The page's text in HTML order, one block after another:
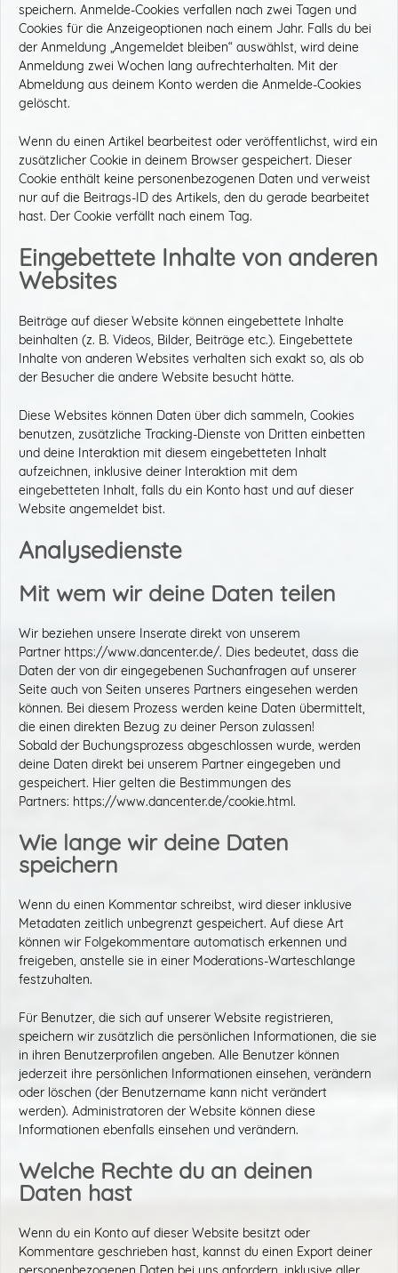
speichern. Anmelde-Cookies verfallen nach zwei Tagen und
Cookies für die Anzeigeoptionen nach einem Jahr. Falls du bei
der Anmeldung „Angemeldet bleiben“ auswählst, wird deine
Anmeldung zwei Wochen lang aufrechterhalten. Mit der
Abmeldung aus deinem Konto werden die Anmelde-Cookies
gelöscht.
Wenn du einen Artikel bearbeitest oder veröffentlichst, wird ein
zusätzlicher Cookie in deinem Browser gespeichert. Dieser
Cookie enthält keine personenbezogenen Daten und verweist
nur auf die Beitrags-ID des Artikels, den du gerade bearbeitet
hast. Der Cookie verfällt nach einem Tag.
Eingebettete Inhalte von anderen
Websites
Beiträge auf dieser Website können eingebettete Inhalte
beinhalten (z. B. Videos, Bilder, Beiträge etc.). Eingebettete
Inhalte von anderen Websites verhalten sich exakt so, als ob
der Besucher die andere Website besucht hätte.
Diese Websites können Daten über dich sammeln, Cookies
benutzen, zusätzliche Tracking-Dienste von Dritten einbetten
und deine Interaktion mit diesem eingebetteten Inhalt
aufzeichnen, inklusive deiner Interaktion mit dem
eingebetteten Inhalt, falls du ein Konto hast und auf dieser
Website angemeldet bist.
Analysedienste
Mit wem wir deine Daten teilen
Wir beziehen unsere Inserate direkt von unserem
Partner https://www.dancenter.de/. Dies bedeutet, dass die
Daten der von dir eingegebenen Suchanfragen auf unserer
Seite auch von Seiten unseres Partners eingesehen werden
können. Bei diesem Prozess werden keine Daten übermittelt,
die einen direkten Bezug zu deiner Person zulassen!
Sobald der Buchungsprozess abgeschlossen wurde, werden
deine Daten direkt bei unserem Partner eingegeben und
gespeichert. Hier gelten die Bestimmungen des
Partners: https://www.dancenter.de/cookie.html.
Wie lange wir deine Daten
speichern
Wenn du einen Kommentar schreibst, wird dieser inklusive
Metadaten zeitlich unbegrenzt gespeichert. Auf diese Art
können wir Folgekommentare automatisch erkennen und
freigeben, anstelle sie in einer Moderations-Warteschlange
festzuhalten.
Für Benutzer, die sich auf unserer Website registrieren,
speichern wir zusätzlich die persönlichen Informationen, die sie
in ihren Benutzerprofilen angeben. Alle Benutzer können
jederzeit ihre persönlichen Informationen einsehen, verändern
oder löschen (der Benutzername kann nicht verändert
werden). Administratoren der Website können diese
Informationen ebenfalls einsehen und verändern.
Welche Rechte du an deinen
Daten hast
Wenn du ein Konto auf dieser Website besitzt oder
Kommentare geschrieben hast, kannst du einen Export deiner